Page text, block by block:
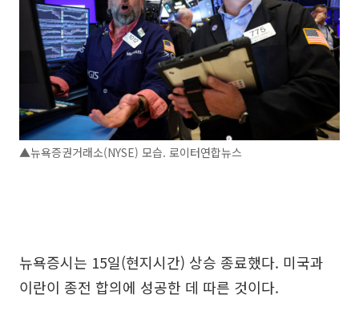
▲뉴욕증권거래소(NYSE) 모습. 로이터연합뉴스
뉴욕증시는 15일(현지시간) 상승 종료했다. 미국과
이란이 종전 합의에 성공한 데 따른 것이다.